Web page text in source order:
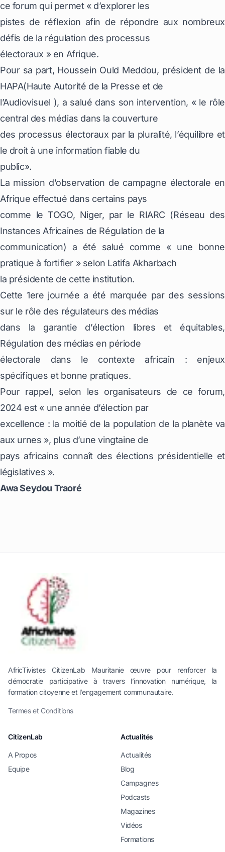
ce forum qui permet « d’explorer les
pistes de réflexion afin de répondre aux nombreux
défis de la régulation des processus
électoraux » en Afrique.
Pour sa part, Houssein Ould Meddou, président de la
HAPA(Haute Autorité de la Presse et de
l’Audiovisuel ), a salué dans son intervention, « le rôle
central des médias dans la couverture
des processus électoraux par la pluralité, l’équilibre et
le droit à une information fiable du
public».
La mission d’observation de campagne électorale en
Afrique effectué dans certains pays
comme le TOGO, Niger, par le RIARC (Réseau des
Instances Africaines de Régulation de la
communication) a été salué comme « une bonne
pratique à fortifier » selon Latifa Akharbach
la présidente de cette institution.
Cette 1ere journée a été marquée par des sessions
sur le rôle des régulateurs des médias
dans la garantie d’élection libres et équitables,
Régulation des médias en période
électorale dans le contexte africain : enjeux
spécifiques et bonne pratiques.
Pour rappel, selon les organisateurs de ce forum,
2024 est « une année d’élection par
excellence : la moitié de la population de la planète va
aux urnes », plus d’une vingtaine de
pays africains connaît des élections présidentielle et
législatives ».
Awa Seydou Traoré
AfricTivistes CitizenLab Mauritanie œuvre pour renforcer la
démocratie participative à travers l’innovation numérique, la
formation citoyenne et l’engagement communautaire.
Termes et Conditions
CitizenLab
A Propos
Equipe
Actualités
Actualités
Blog
Campagnes
Podcasts
Magazines
Vidéos
Formations